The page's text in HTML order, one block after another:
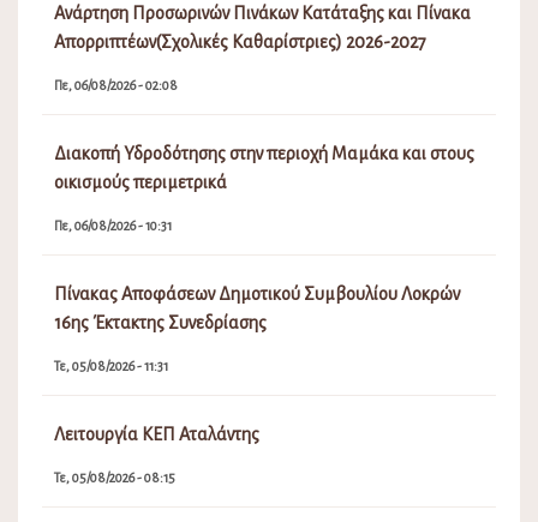
Ανάρτηση Προσωρινών Πινάκων Κατάταξης και Πίνακα
Απορριπτέων(Σχολικές Καθαρίστριες) 2026-2027
Πε, 06/08/2026 - 02:08
Διακοπή Υδροδότησης στην περιοχή Μαμάκα και στους
οικισμούς περιμετρικά
Πε, 06/08/2026 - 10:31
Πίνακας Αποφάσεων Δημοτικού Συμβουλίου Λοκρών
16ης Έκτακτης Συνεδρίασης
Τε, 05/08/2026 - 11:31
Λειτουργία ΚΕΠ Αταλάντης
Τε, 05/08/2026 - 08:15